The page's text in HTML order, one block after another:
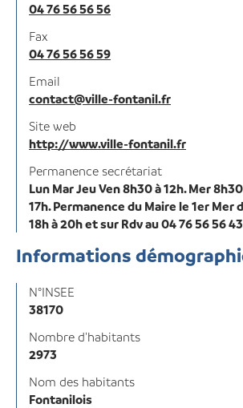
04 76 56 56 56
Fax
04 76 56 56 59
Email
contact@ville-fontanil.fr
Site web
http://www.ville-fontanil.fr
Permanence secrétariat
Lun Mar Jeu Ven 8h30 à 12h. Mer
17h. Permanence du Maire le 1er Mer
18h à 20h et sur Rdv au 04 76 56 56
Informations
N°INSEE
38170
Nombre d'habitants
2973
Nom des habitants
Fontanilois